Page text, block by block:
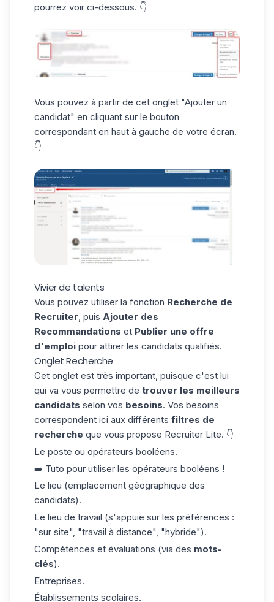
pourrez voir ci-dessous. 👇
Vous pouvez à partir de cet onglet "Ajouter un
candidat" en cliquant sur le bouton
correspondant en haut à gauche de votre écran.
👇
Vivier de talents
Vous pouvez utiliser la fonction Recherche de
Recruiter, puis Ajouter des
Recommandations et Publier une offre
d'emploi pour attirer les candidats qualifiés.
Onglet Recherche
Cet onglet est très important, puisque c'est lui
qui va vous permettre de trouver les meilleurs
candidats selon vos besoins. Vos besoins
correspondent ici aux différents filtres de
recherche que vous propose Recruiter Lite. 👇
Le poste ou opérateurs booléens.
➡️ Tuto pour utiliser les opérateurs booléens !
Le lieu (emplacement géographique des
candidats).
Le lieu de travail (s'appuie sur les préférences :
"sur site", "travail à distance", "hybride").
Compétences et évaluations (via des mots-
clés).
Entreprises.
Établissements scolaires.